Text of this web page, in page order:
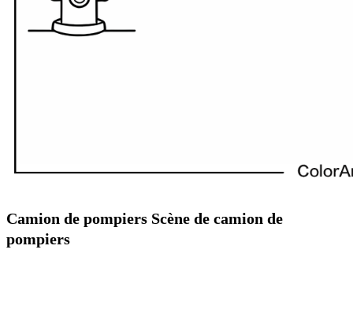
Camion de pompiers Scène de camion de
pompiers